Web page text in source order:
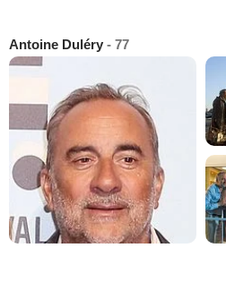
Antoine Duléry - 77